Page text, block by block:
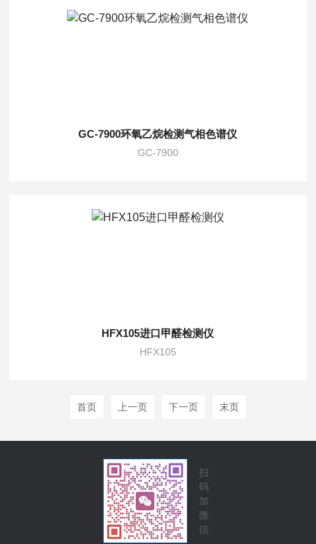
GC-7900环氧乙烷检测气相色谱仪
GC-7900
HFX105进口甲醛检测仪
HFX105
首页 上一页 下一页 末页
扫
码
加
微
信